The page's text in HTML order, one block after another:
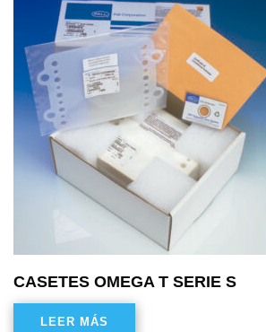
CASETES OMEGA T SERIE S
LEER MÁS